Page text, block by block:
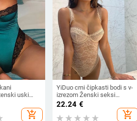
uski
bez
uski bodi
add_shopping_cart
YiDuo crni čipkasti bodi s v-
izrezom Ženski seksi
prozirni kombinezon bez
rukava Mujer bodi sa žicom
22.24 €
add_shopping_cart